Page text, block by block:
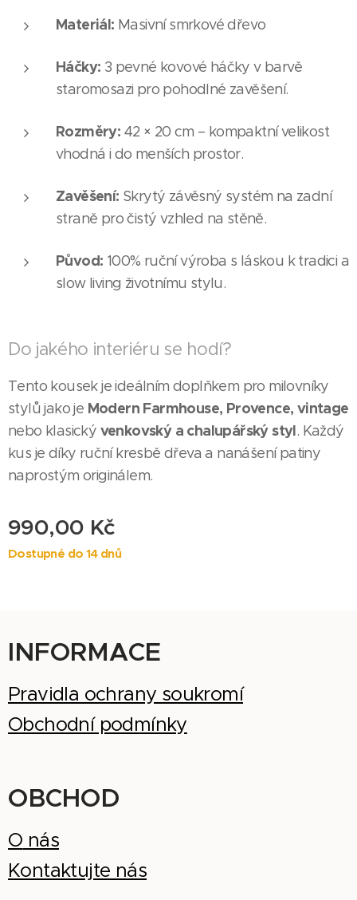
Materiál: Masivní smrkové dřevo
Háčky: 3 pevné kovové háčky v barvě
staromosazi pro pohodlné zavěšení.
Rozměry: 42 × 20 cm – kompaktní velikost
vhodná i do menších prostor.
Zavěšení: Skrytý závěsný systém na zadní
straně pro čistý vzhled na stěně.
Původ: 100% ruční výroba s láskou k tradici a
slow living životnímu stylu.
Do jakého interiéru se hodí?
Tento kousek je ideálním doplňkem pro milovníky
stylů jako je Modern Farmhouse, Provence, vintage
nebo klasický venkovský a chalupářský styl. Každý
kus je díky ruční kresbě dřeva a nanášení patiny
naprostým originálem.
990,00 Kč
Dostupné do 14 dnů
INFORMACE
Pravidla ochrany soukromí
Obchodní podmínky
OBCHOD
O nás
Kontaktujte nás